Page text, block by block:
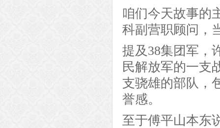
咱们今天故事的
科副营职顾问，
提及38集团军，
民解放军的一支
支骁雄的部队，
誉感。
至于傅平山本东